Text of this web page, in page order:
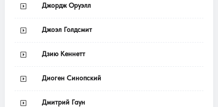
Джордж Оруэлл
Джоэл Голдсмит
Дзию Кеннетт
Диоген Синопский
Дмитрий Гаун